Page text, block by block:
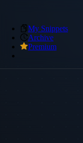
My Snippets
Archive
Premium